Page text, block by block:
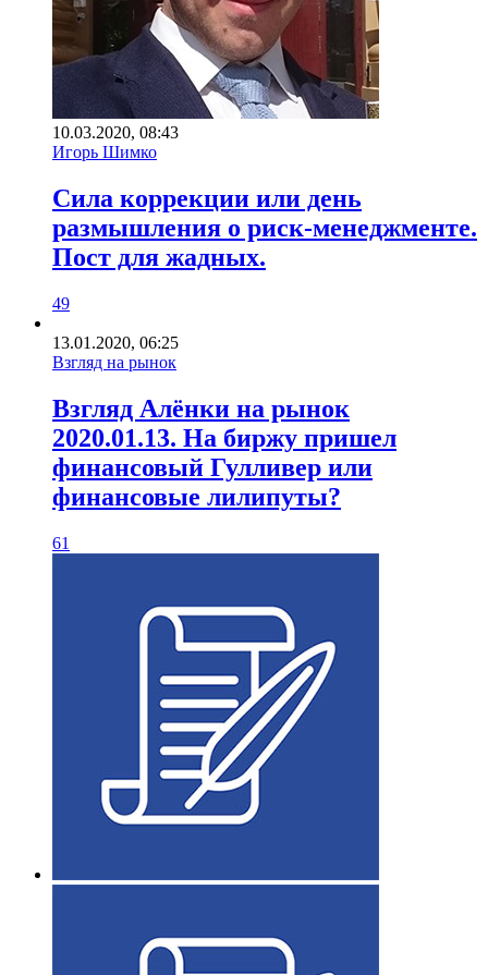
10.03.2020, 08:43
Игорь Шимко
Сила коррекции или день
размышления о риск-менеджменте.
Пост для жадных.
49
13.01.2020, 06:25
Взгляд на рынок
Взгляд Алёнки на рынок
2020.01.13. На биржу пришел
финансовый Гулливер или
финансовые лилипуты?
61